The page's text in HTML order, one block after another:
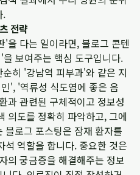
.
전략
을 다는 일이라면, 블로그 콘텐
보여주는 핵심 도구입니다.
히 '강남역 피부과'와 같은 지
', '역류성 식도염에 좋은 음
과 관련된 구체적이고 정보성
의도를 정확히 파악하고, 그에
블로그 포스팅은 잠재 환자를
석 역할을 합니다. 중요한 것은
의 궁금증을 해결해주는 정보